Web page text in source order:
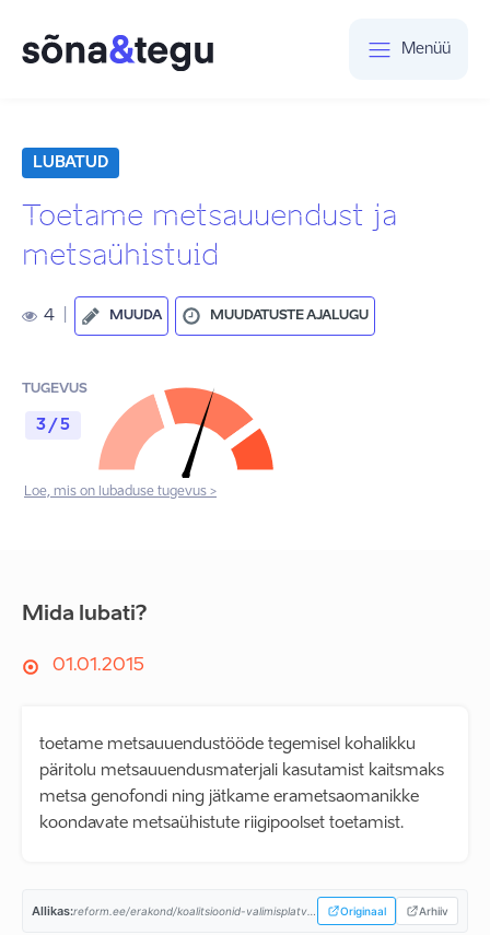
Menüü
LUBATUD
Toetame metsauuendust ja
metsaühistuid
4 MUUDA MUUDATUSTE AJALUGU
TUGEVUS
3 / 5
Loe, mis on lubaduse tugevus >
Mida lubati?
01.01.2015
toetame metsauuendustööde tegemisel kohalikku
päritolu metsauuendusmaterjali kasutamist kaitsmaks
metsa genofondi ning jätkame erametsaomanikke
koondavate metsaühistute riigipoolset toetamist.
Allikas: Originaal Arhiiv